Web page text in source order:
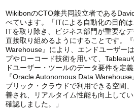
WikibonのCTO兼共同設立者である
べています。「ITによる自動化の目的
ITを取り除き、ビジネス部門が重要な
直接取り組めるようにすることです。
Warehouse』により、エンドユーザー
プやローコード技術を用いて、Tableau
ドユーザー・ツールのデータ要件を定
『Oracle Autonomous Data
ブリック・クラウドで利用できる空間
善され、リアルタイム性能も向上して
確認しました。」